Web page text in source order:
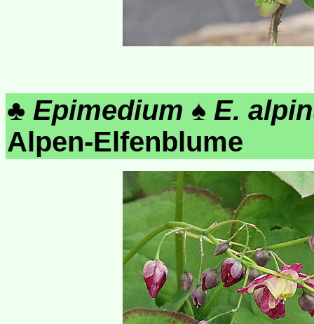
♣ Epimedium ♠ E.
Alpen-Elfenblume